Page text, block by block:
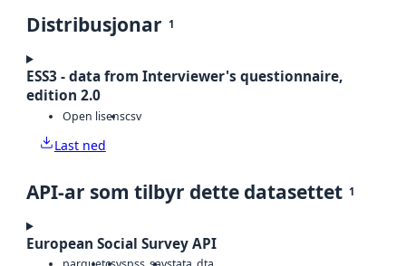
Distribusjonar 1
ESS3 - data from Interviewer's questionnaire,
edition 2.0
Open lisenscsv
Last ned
API-ar som tilbyr dette datasettet 1
European Social Survey API